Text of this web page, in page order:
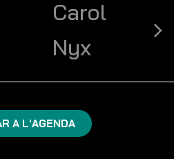
Carol
Nyx
A L'AGENDA